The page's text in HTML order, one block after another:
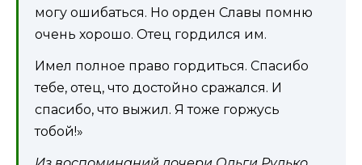
могу ошибаться. Но орден Славы помню
очень хорошо. Отец гордился им.
Имел полное право гордиться. Спасибо
тебе, отец, что достойно сражался. И
спасибо, что выжил. Я тоже горжусь
тобой!»